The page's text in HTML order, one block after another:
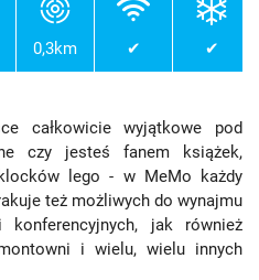
0,3km ✔ ✔
całkowicie wyjątkowe pod
czy jesteś fanem książek,
lego - w MeMo każdy
też możliwych do wynajmu
konferencyjnych, jak również
i wielu, wielu innych